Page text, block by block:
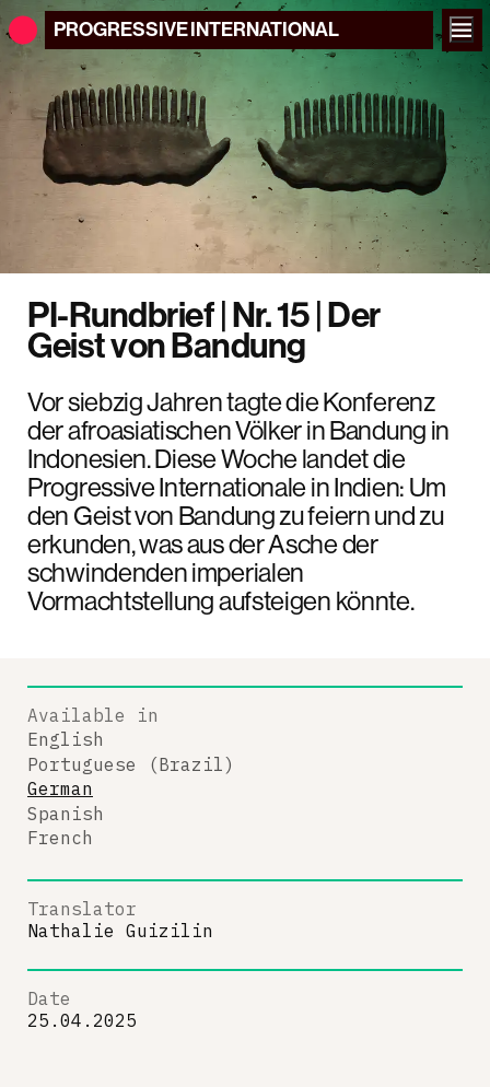
PROGRESSIVEINTERNATIONAL
PI-Rundbrief | Nr. 15 | Der
Geist von Bandung
Vor siebzig Jahren tagte die Konferenz
der afroasiatischen Völker in Bandung in
Indonesien. Diese Woche landet die
Progressive Internationale in Indien: Um
den Geist von Bandung zu feiern und zu
erkunden, was aus der Asche der
schwindenden imperialen
Vormachtstellung aufsteigen könnte.
Available in
English
Portuguese (Brazil)
German
Spanish
French
Translator
Nathalie Guizilin
Date
25.04.2025